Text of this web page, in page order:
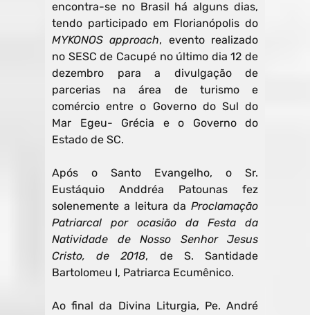
encontra-se no Brasil há alguns dias,
tendo participado em Florianópolis do
MYKONOS approach, evento realizado
no SESC de Cacupé no último dia 12 de
dezembro para a divulgação de
parcerias na área de turismo e
comércio entre o Governo do Sul do
Mar Egeu- Grécia e o Governo do
Estado de SC.
Após o Santo Evangelho, o Sr.
Eustáquio Anddréa Patounas fez
solenemente a leitura da Proclamação
Patriarcal por ocasião da Festa da
Natividade de Nosso Senhor Jesus
Cristo, de 2018, de S. Santidade
Bartolomeu I, Patriarca Ecumênico.
Ao final da Divina Liturgia, Pe. André